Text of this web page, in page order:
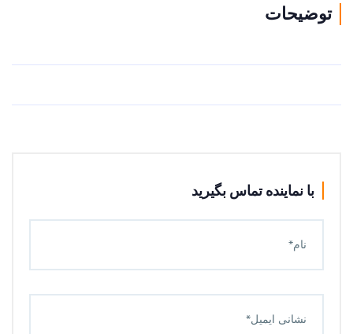
توضیحات
با نماینده تماس بگیرید